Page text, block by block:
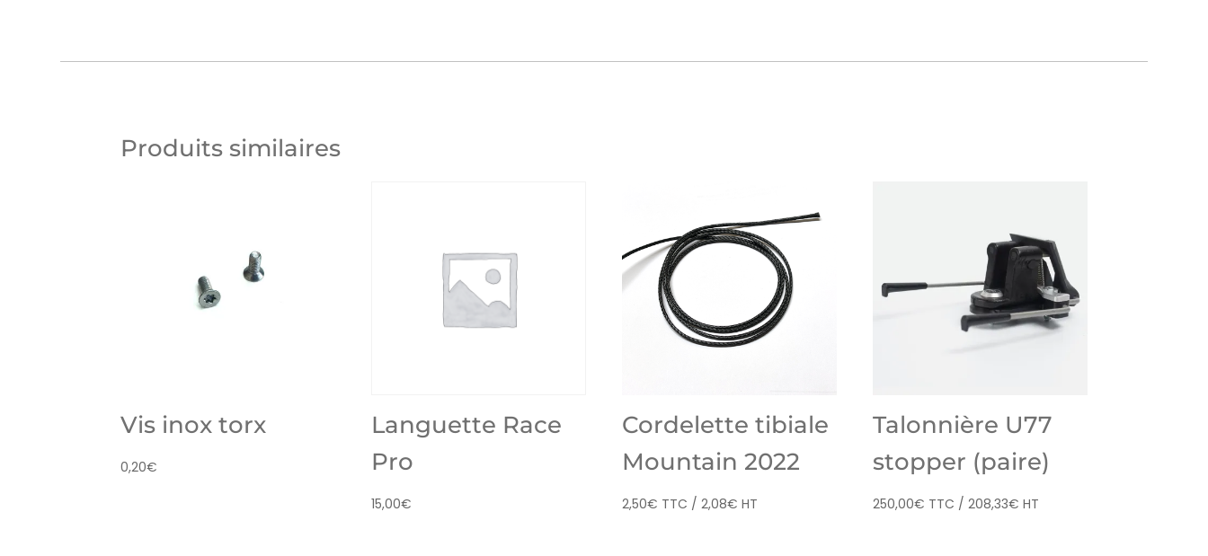
Produits similaires
Vis inox torx
0,20€
Languette Race
Pro
15,00€
Cordelette tibiale
Mountain 2022
2,50€ TTC /2,08€ HT
Talonnière U77
stopper (paire)
250,00€ TTC /208,33€ HT